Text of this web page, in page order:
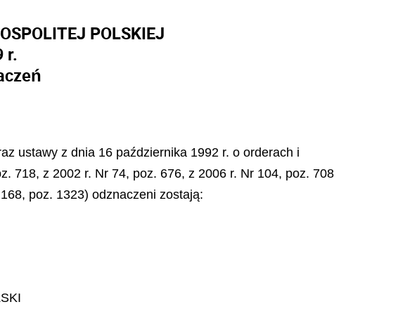
POLSKIEJ
r.
ustawy z dnia 16 października 1992 r. o orderach i
718, z 2002 r. Nr 74, poz. 676, z 2006 r. Nr 104, poz. 708
poz. 1323) odznaczeni zostają: